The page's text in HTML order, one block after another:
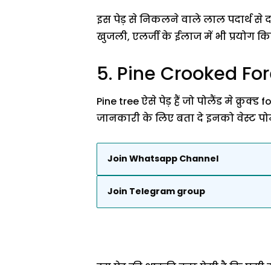
इस पेड़ से निकलने वाले लाल पदार्थ से
खुजली, एलर्जी के ईलाज में भी प्रयोग
5. Pine Crooked
Pine tree ऐसे पेड़ हैं जो पोलैंड मे क्रुक्ड
जानकारी के लिए बता दे इनको वेस्ट
Join Whatsapp Channel
Join Telegram group